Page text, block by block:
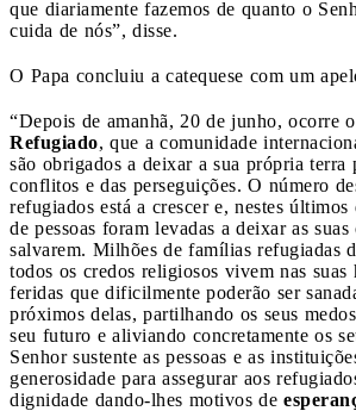
que diariamente fazemos de quanto o
cuida de nós”, disse.
O Papa concluiu a catequese com um
“Depois de amanhã, 20 de junho, ocorre
Refugiado, que a comunidade
são obrigados a deixar a sua própria terra
conflitos e das perseguições. O número
refugiados está a crescer e, nestes
de pessoas foram levadas a deixar as suas
salvarem. Milhões de famílias refugiadas
todos os credos religiosos vivem nas suas
feridas que dificilmente poderão ser
próximos delas, partilhando os seus
seu futuro e aliviando concretamente os
Senhor sustente as pessoas e as
generosidade para assegurar aos
dignidade dando-lhes motivos de